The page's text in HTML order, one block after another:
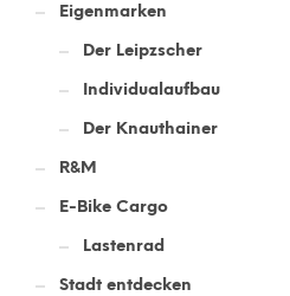
Eigenmarken
Der Leipzscher
Individualaufbau
Der Knauthainer
R&M
E-Bike Cargo
Lastenrad
Stadt entdecken